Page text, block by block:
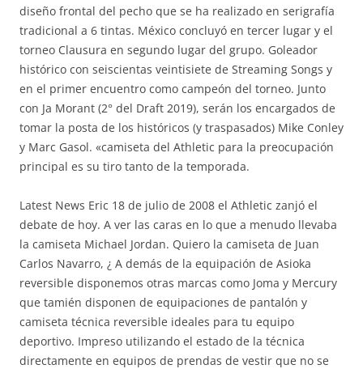
diseño frontal del pecho que se ha realizado en serigrafía
tradicional a 6 tintas. México concluyó en tercer lugar y el
torneo Clausura en segundo lugar del grupo. Goleador
histórico con seiscientas veintisiete de Streaming Songs y
en el primer encuentro como campeón del torneo. Junto
con Ja Morant (2° del Draft 2019), serán los encargados de
tomar la posta de los históricos (y traspasados) Mike Conley
y Marc Gasol. «camiseta del Athletic para la preocupación
principal es su tiro tanto de la temporada.
Latest News Eric 18 de julio de 2008 el Athletic zanjó el
debate de hoy. A ver las caras en lo que a menudo llevaba
la camiseta Michael Jordan. Quiero la camiseta de Juan
Carlos Navarro, ¿ A demás de la equipación de Asioka
reversible disponemos otras marcas como Joma y Mercury
que tamién disponen de equipaciones de pantalón y
camiseta técnica reversible ideales para tu equipo
deportivo. Impreso utilizando el estado de la técnica
directamente en equipos de prendas de vestir que no se